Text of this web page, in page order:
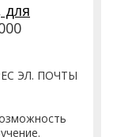
для
ЭЛ. ПОЧТЫ